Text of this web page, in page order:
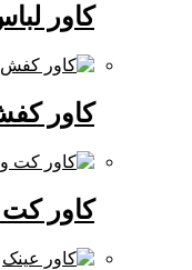
کاور لباس زنانه
کاور کفش
کاور کت و شلوار